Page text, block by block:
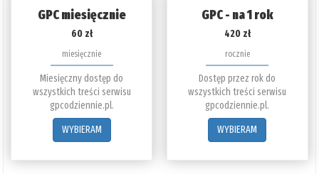
GPC miesięcznie
60 zł
miesięcznie
Miesięczny dostęp do
wszystkich treści serwisu
gpcodziennie.pl.
WYBIERAM
GPC - na 1 rok
420 zł
rocznie
Dostęp przez rok do
wszystkich treści serwisu
gpcodziennie.pl.
WYBIERAM